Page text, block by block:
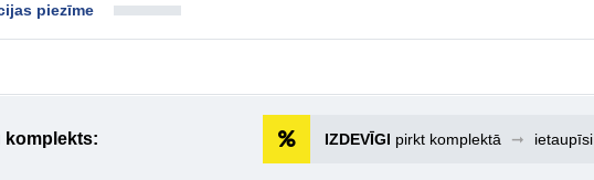
piezīme
komplekts: IZDEVĪGI pirkt komplektā ➞ ietaupīsi